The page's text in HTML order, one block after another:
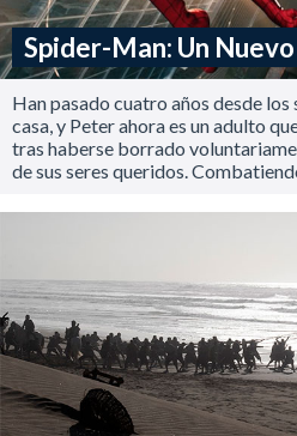
Spider-Man: Un
Han pasado cuatro años desde los
casa, y Peter ahora es un adulto
tras haberse borrado
de sus seres queridos.